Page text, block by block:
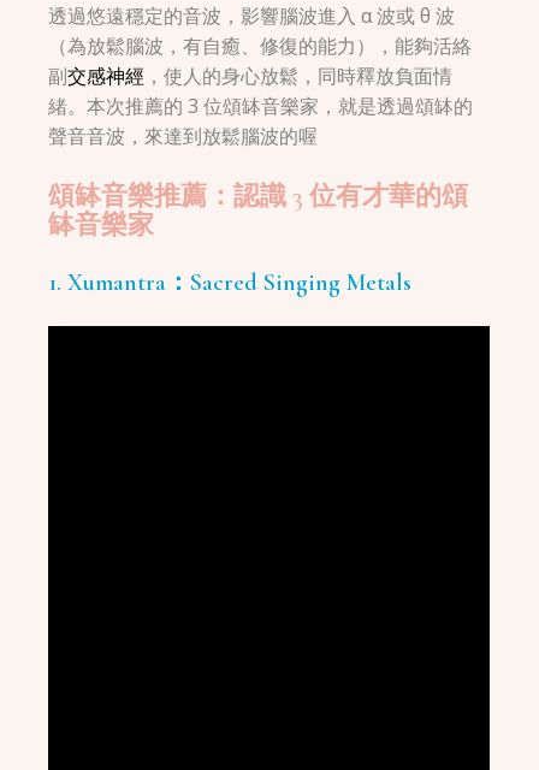
透過悠遠穩定的音波，影響腦波進入 α 波或 θ 波
（為放鬆腦波，有自癒、修復的能力），能夠活絡
副交感神經 ，使人的身心放鬆，同時釋放負面情
緒。本次推薦的 3 位頌缽音樂家，就是透過頌缽的
聲音音波，來達到放鬆腦波的喔
頌缽音樂推薦：認識 3 位有才華的頌
缽音樂家
1. Xumantra：Sacred Singing Metals